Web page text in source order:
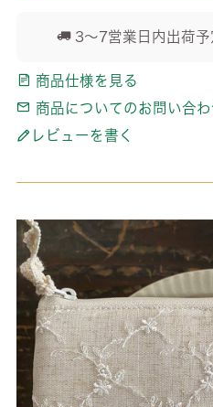
3～7営業日内出荷
商品仕様を見る
商品についてのお問い合わ
レビューを書く